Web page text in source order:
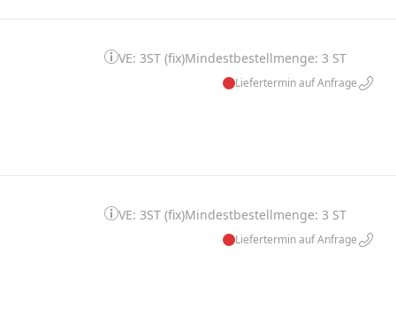
VE: 3ST (fix)Mindestbestellmenge: 3 ST
Liefertermin auf Anfrage
VE: 3ST (fix)Mindestbestellmenge: 3 ST
Liefertermin auf Anfrage